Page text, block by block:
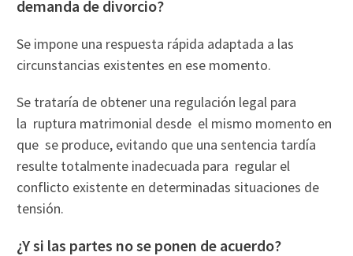
demanda de divorcio?
Se impone una respuesta rápida adaptada a las
circunstancias existentes en ese momento.
Se trataría de obtener una regulación legal para
la ruptura matrimonial desde el mismo momento en
que se produce, evitando que una sentencia tardía
resulte totalmente inadecuada para regular el
conflicto existente en determinadas situaciones de
tensión.
¿Y si las partes no se ponen de acuerdo?